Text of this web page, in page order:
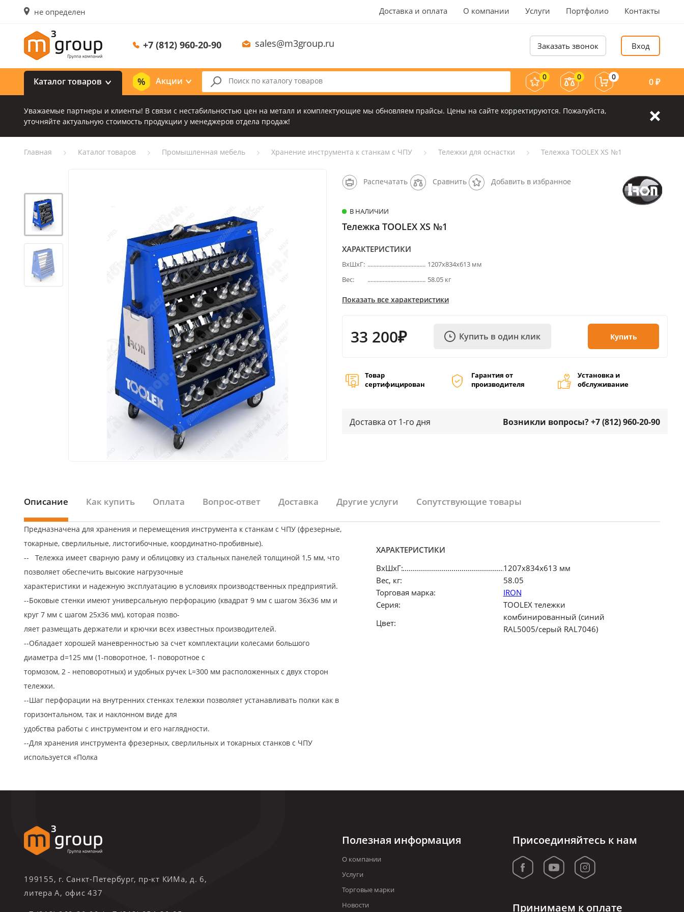
не определен Доставка и оплата О компании Услуги Портфолио Контакты
+7 (812) 960-20-90 sales@m3group.ru Заказать звонок Вход
Каталог товаров Акции 0 0 0 0₽
Уважаемые партнеры и клиенты! В связи с нестабильностью цен на металл и комплектующие мы обновляем прайсы. Цены на сайте корректируются. Пожалуйста,
уточняйте актуальную стоимость продукции у менеджеров отдела продаж!
Главная Каталог товаров Промышленная мебель Хранение инструмента к станкам с ЧПУ Тележки для оснастки Тележка TOOLEX XS №1
Распечатать Сравнить Добавить в избранное
В НАЛИЧИИ
Тележка TOOLEX XS №1
ХАРАКТЕРИСТИКИ
ВхШхГ:
1207х834х613 мм
Вес:
58.05 кг
Показать все характеристики
33 200₽ Купить в один клик Купить
Товар
сертифицирован
Гарантия от
производителя
Установка и
обслуживание
Доставка от 1-го дня Возникли вопросы? +7 (812) 960-20-90
Описание Как купить Оплата Вопрос-ответ Доставка Другие услуги Сопутствующие товары
Предназначена для хранения и перемещения инструмента к станкам с ЧПУ (фрезерные,
токарные, сверлильные, листогибочные, координатно-пробивные).
-- Тележка имеет сварную раму и облицовку из стальных панелей толщиной 1,5 мм, что
позволяет обеспечить высокие нагрузочные
характеристики и надежную эксплуатацию в условиях производственных предприятий.
--Боковые стенки имеют универсальную перфорацию (квадрат 9 мм с шагом 36х36 мм и
круг 7 мм с шагом 25х36 мм), которая позво-
ляет размещать держатели и крючки всех известных производителей.
--Обладает хорошей маневренностью за счет комплектации колесами большого
диаметра d=125 мм (1-поворотное, 1- поворотное с
тормозом, 2 - неповоротных) и удобных ручек L=300 мм расположенных с двух сторон
тележки.
--Шаг перфорации на внутренних стенках тележки позволяет устанавливать полки как в
горизонтальном, так и наклонном виде для
удобства работы с инструментом и его наглядности.
--Для хранения инструмента фрезерных, сверлильных и токарных станков с ЧПУ
используется «Полка
ХАРАКТЕРИСТИКИ
ВхШхГ:
1207х834х613 мм
Вес, кг:
58.05
Торговая марка:
IRON
Серия:
TOOLEX тележки
Цвет:
комбинированный (синий
RAL5005/серый RAL7046)
199155, г. Санкт-Петербург, пр-кт КИМа, д. 6,
литера А, офис 437
Полезная информация
О компании
Услуги
Торговые марки
Новости
Присоединяйтесь к нам
Принимаем к оплате